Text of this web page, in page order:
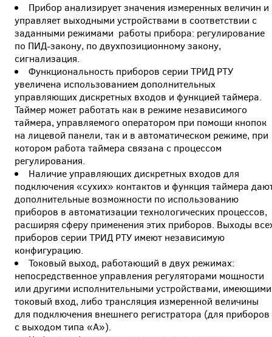
Прибор анализирует значения измеренных величин и
управляет выходными устройствами в соответствии с
заданными режимами работы прибора: регулирование
по ПИД-закону, по двухпозиционному закону,
сигнализация.
Функциональность приборов серии ТРИД РТУ
увеличена использованием дополнительных
управляющих дискретных входов и функцией таймера.
Таймер может работать как в режиме независимого
таймера, управляемого оператором при помощи кнопок
на лицевой панели, так и в автоматическом режиме, при
котором работа таймера связана с процессом
регулирования.
Наличие управляющих дискретных входов для
подключения «сухих» контактов и функция таймера
дополнительные возможности по использованию
приборов в автоматизации технологических процессов,
расширяя сферу применения этих приборов. Выходы
приборов серии ТРИД РТУ имеют независимую
конфигурацию.
Токовый выход, работающий в двух режимах:
непосредственное управления регуляторами мощности
или другими исполнительными устройствами, имеющими
токовый вход, либо трансляция измеренной величины
для подключения внешнего регистратора (для приборов
с выходом типа «А»).